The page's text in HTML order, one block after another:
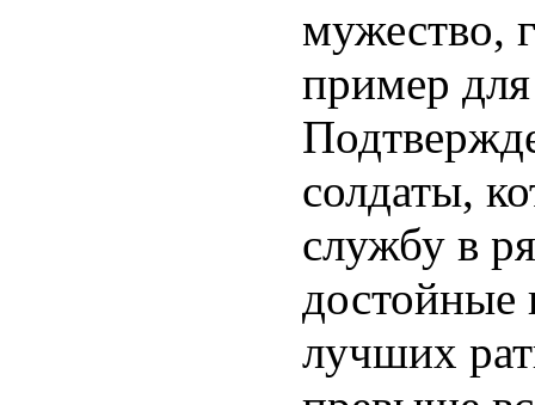
мужество,
пример
солдаты,
службу в
достойные
лучших